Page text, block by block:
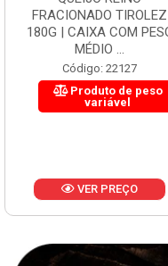
QUEIJO REINO
FRACIONADO TIROLEZ
180G | CAIXA COM PESO
MÉDIO ...
Código: 22127
Produto de peso
variável
VER PREÇO